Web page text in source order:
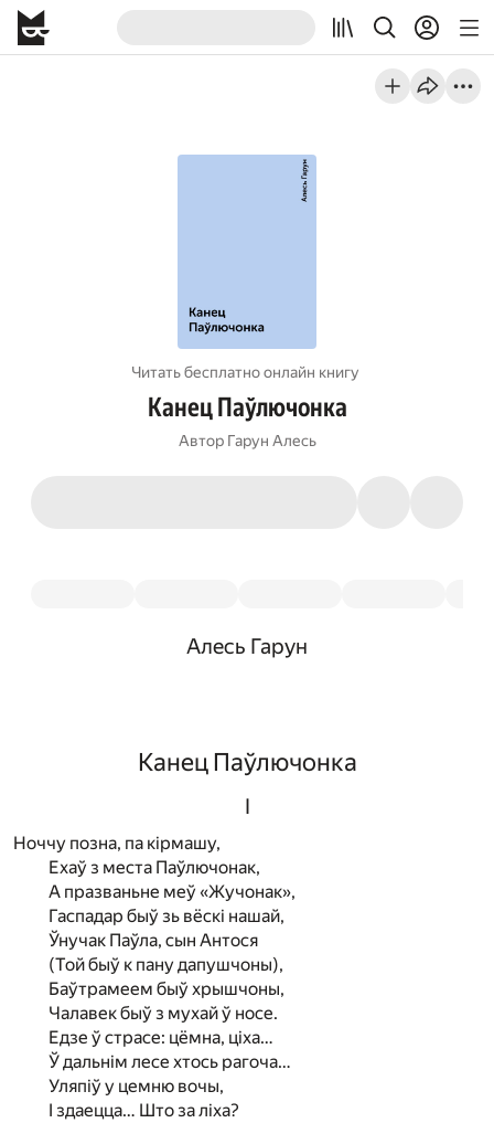
Читать бесплатно онлайн книгу
Канец Паўлючонка
Автор Гарун Алесь
Алесь Гарун
Канец Паўлючонка
I
Ноччу позна, па кірмашу,
Ехаў з места Паўлючонак,
А празваньне меў «Жучонак»,
Гаспадар быў зь вёскі нашай,
Ўнучак Паўла, сын Антося
(Той быў к пану дапушчоны),
Баўтрамеем быў хрышчоны,
Чалавек быў з мухай ў носе.
Едзе ў страсе: цёмна, ціха…
Ў дальнім лесе хтось рагоча…
Уляпіў у цемню вочы,
I здаецца… Што за ліха?